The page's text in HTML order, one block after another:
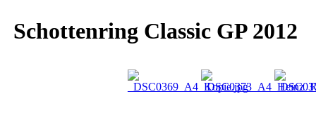
Schottenring Classic GP 2012